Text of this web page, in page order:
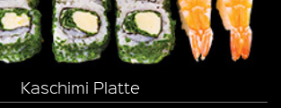
Kaschimi Platte